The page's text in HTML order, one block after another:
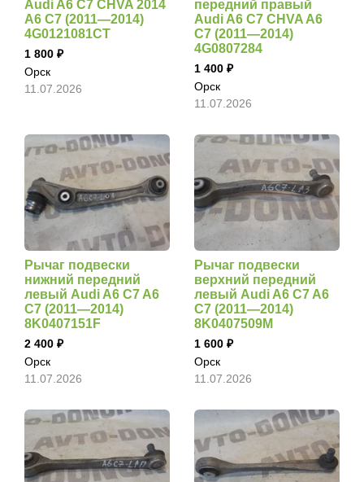
Audi A6 C7 CHVA 2014
A6 C7 (2011—2014)
4G0121081CT
1 800
Орск
11.07.2026
передний правый
Audi A6 C7 CHVA A6
C7 (2011—2014)
4G0807284
1 400
Орск
11.07.2026
Рычаг подвески
нижний передний
левый Audi A6 C7 A6
C7 (2011—2014)
8K0407151F
2 400
Орск
11.07.2026
Рычаг подвески
верхний передний
левый Audi A6 C7 A6
C7 (2011—2014)
8K0407509M
1 600
Орск
11.07.2026